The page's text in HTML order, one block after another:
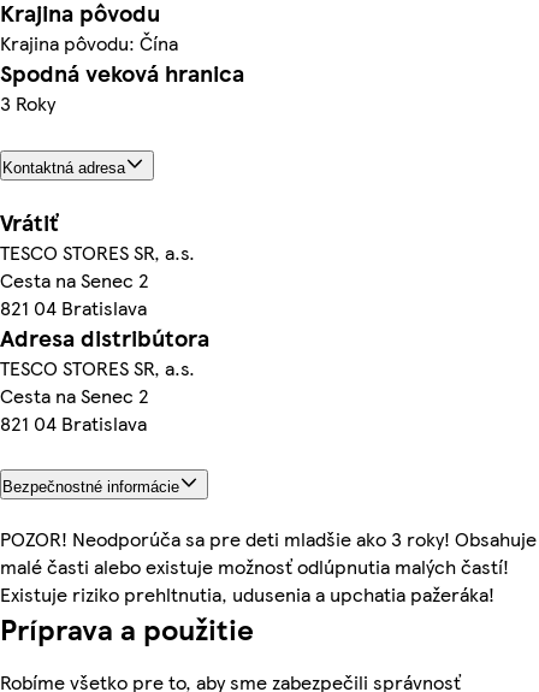
Krajina pôvodu
Krajina pôvodu: Čína
Spodná veková hranica
3 Roky
Kontaktná adresa
Vrátiť
TESCO STORES SR, a.s.
Cesta na Senec 2
821 04 Bratislava
Adresa distribútora
TESCO STORES SR, a.s.
Cesta na Senec 2
821 04 Bratislava
Bezpečnostné informácie
POZOR! Neodporúča sa pre deti mladšie ako 3 roky! Obsahuje
malé časti alebo existuje možnosť odlúpnutia malých častí!
Existuje riziko prehltnutia, udusenia a upchatia pažeráka!
Príprava a použitie
Robíme všetko pre to, aby sme zabezpečili správnosť